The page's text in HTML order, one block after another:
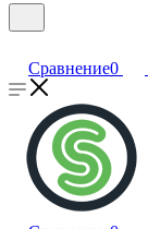
Сравнение0